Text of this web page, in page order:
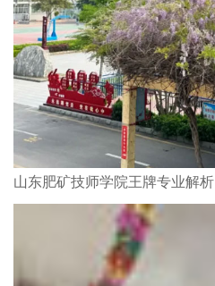
山东肥矿技师学院王牌专业解析